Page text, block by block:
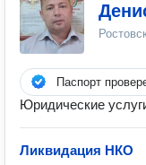
Паспорт
Юридические
Ликвидация НКО